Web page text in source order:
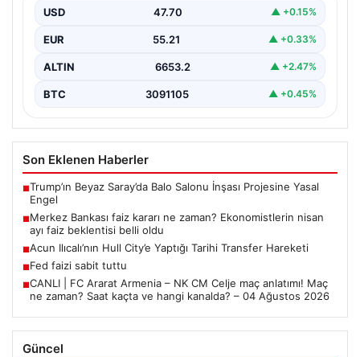
kaderini değiştiren önemli adımlar olarak öne çıkar.
Hull…
USD 47.70 ▲ +0.15%
EUR 55.21 ▲ +0.33%
ALTIN 6653.2 ▲ +2.47%
BTC 3091105 ▲ +0.45%
Son Eklenen Haberler
■Trump’ın Beyaz Saray’da Balo Salonu İnşası Projesine Yasal
Engel
■Merkez Bankası faiz kararı ne zaman? Ekonomistlerin nisan
ayı faiz beklentisi belli oldu
■Acun Ilıcalı’nın Hull City’e Yaptığı Tarihi Transfer Hareketi
■Fed faizi sabit tuttu
■CANLI | FC Ararat Armenia – NK CM Celje maç anlatımı! Maç
ne zaman? Saat kaçta ve hangi kanalda? – 04 Ağustos 2026
Güncel